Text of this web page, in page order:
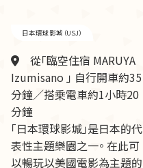
日本環球影城（USJ）
從「臨空住宿 MARUYA
Izumisano 」 自行開車約35
分鐘／搭乗電車約1小時20
分鐘
「日本環球影城」是日本的代
表性主題樂園之一。 在此可
以暢玩以美國電影為主題的